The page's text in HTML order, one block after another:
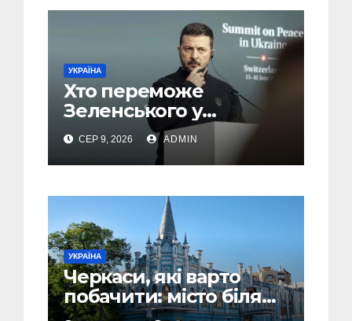
УКРАЇНА
Хто переможе
Зеленського у
другому турі виборів
президента України –
новий рейтинг SOCIS
СЕР 9, 2026 ADMIN
УКРАЇНА
Черкаси, які варто
побачити: місто біля
Дніпра, зелені парки